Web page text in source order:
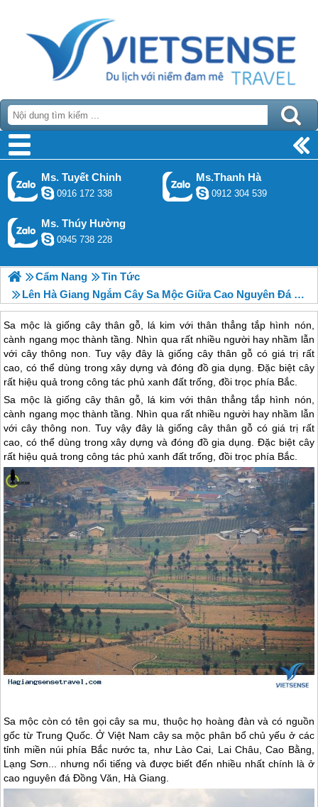
Ms. Tuyết Chinh
0916 172 338
Ms.Thanh Hà
0912 304 539
Ms. Thúy Hường
0945 738 228
Cẩm Nang
Tin Tức
Lên Hà Giang Ngắm Cây Sa Mộc Giữa Cao Nguyên Đá Đồng Văn
Sa mộc là giống cây thân gỗ, lá kim với thân thẳng tắp hình nón,
cành ngang mọc thành tầng. Nhìn qua rất nhiều người hay nhầm lẫn
với cây thông non. Tuy vậy đây là giống cây thân gỗ có giá trị rất
cao, có thể dùng trong xây dựng và đóng đồ gia dụng. Đặc biệt cây
rất hiệu quả trong công tác phủ xanh đất trống, đồi trọc phía Bắc.
Sa mộc là giống cây thân gỗ, lá kim với thân thẳng tắp hình nón,
cành ngang mọc thành tầng. Nhìn qua rất nhiều người hay nhầm lẫn
với cây thông non. Tuy vậy đây là giống cây thân gỗ có giá trị rất
cao, có thể dùng trong xây dựng và đóng đồ gia dụng. Đặc biệt cây
rất hiệu quả trong công tác phủ xanh đất trống, đồi trọc phía Bắc.
Sa mộc còn có tên gọi cây sa mu, thuộc họ hoàng đàn và có nguồn
gốc từ Trung Quốc. Ở Việt Nam cây sa mộc phân bổ chủ yếu ở các
tỉnh miền núi phía Bắc nước ta, như Lào Cai, Lai Châu, Cao Bằng,
Lạng Sơn... nhưng nổi tiếng và được biết đến nhiều nhất chính là ở
cao nguyên đá Đồng Văn, Hà Giang